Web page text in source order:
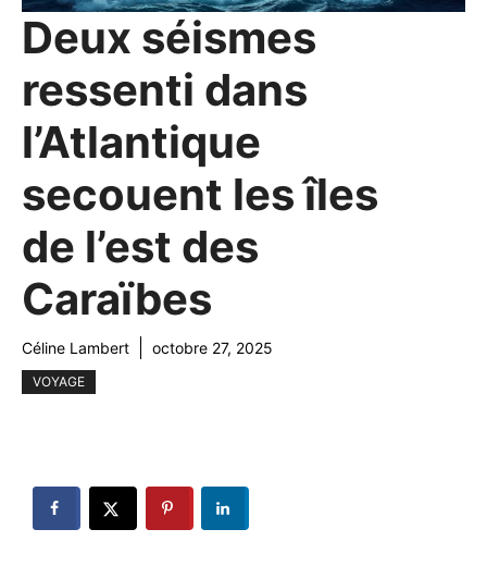
Deux séismes
ressenti dans
l’Atlantique
secouent les îles
de l’est des
Caraïbes
Céline Lambert octobre 27, 2025
VOYAGE